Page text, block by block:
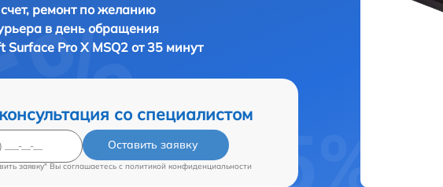
ремонт по желанию
в день обращения
Surface Pro X MSQ2 от 35 минут
со специалистом
Оставить заявку
заявку" Вы соглашаетесь c политикой конфиденциальности